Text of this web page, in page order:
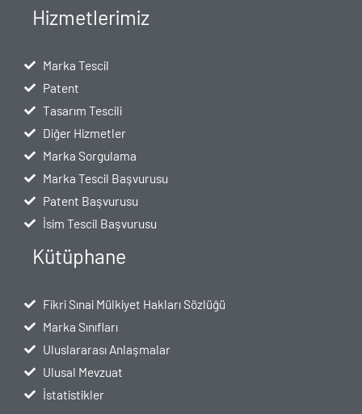
Hizmetlerimiz
Marka Tescil
Patent
Tasarım Tescili
Diğer Hizmetler
Marka Sorgulama
Marka Tescil Başvurusu
Patent Başvurusu
İsim Tescil Başvurusu
Kütüphane
Fikri Sınai Mülkiyet Hakları Sözlüğü
Marka Sınıfları
Uluslararası Anlaşmalar
Ulusal Mevzuat
İstatistikler